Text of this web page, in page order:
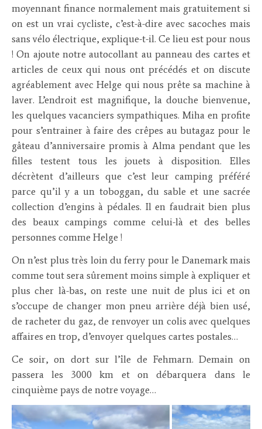
moyennant finance normalement mais gratuitement si
on est un vrai cycliste, c’est-à-dire avec sacoches mais
sans vélo électrique, explique-t-il. Ce lieu est pour nous
! On ajoute notre autocollant au panneau des cartes et
articles de ceux qui nous ont précédés et on discute
agréablement avec Helge qui nous prête sa machine à
laver. L’endroit est magnifique, la douche bienvenue,
les quelques vacanciers sympathiques. Miha en profite
pour s’entrainer à faire des crêpes au butagaz pour le
gâteau d’anniversaire promis à Alma pendant que les
filles testent tous les jouets à disposition. Elles
décrètent d’ailleurs que c’est leur camping préféré
parce qu’il y a un toboggan, du sable et une sacrée
collection d’engins à pédales. Il en faudrait bien plus
des beaux campings comme celui-là et des belles
personnes comme Helge !
On n’est plus très loin du ferry pour le Danemark mais
comme tout sera sûrement moins simple à expliquer et
plus cher là-bas, on reste une nuit de plus ici et on
s’occupe de changer mon pneu arrière déjà bien usé,
de racheter du gaz, de renvoyer un colis avec quelques
affaires en trop, d’envoyer quelques cartes postales…
Ce soir, on dort sur l’île de Fehmarn. Demain on
passera les 3000 km et on débarquera dans le
cinquième pays de notre voyage…